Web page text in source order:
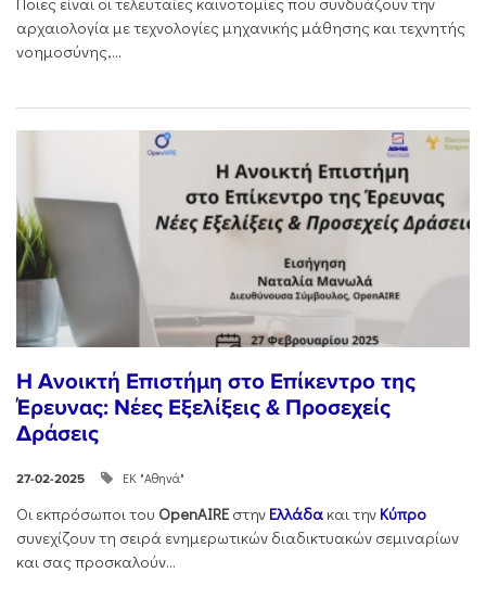
αρχαιολογία με τεχνολογίες μηχανικής μάθησης και τεχνητής
νοημοσύνης,...
Η Ανοικτή Επιστήμη στο Επίκεντρο της
Έρευνας: Νέες Εξελίξεις & Προσεχείς
Δράσεις
27-02-2025 ΕΚ "Αθηνά"
Οι εκπρόσωποι του OpenAIREστην Ελλάδα και την Κύπρο
συνεχίζουν τη σειρά ενημερωτικών διαδικτυακών σεμιναρίων
και σας προσκαλούν...